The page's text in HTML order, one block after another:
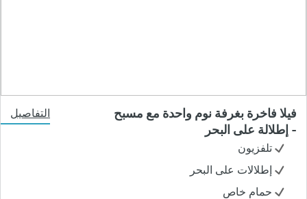
فيلا فاخرة بغرفة نوم واحدة مع مسبح
- إطلالة على البحر
التفاصيل
تلفزيون
إطلالات على البحر
حمام خاص